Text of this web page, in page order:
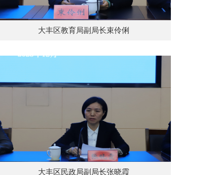
大丰区教育局副局长束伶俐
大丰区民政局副局长张晓霞